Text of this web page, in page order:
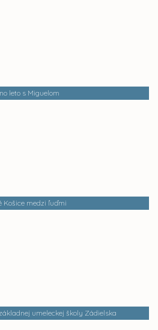
leto s Miguelom
Košice medzi ľuďmi
umeleckej školy Zádielska